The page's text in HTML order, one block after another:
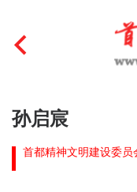
首页
文明创建
孙启宸
首都精神文明建设委员